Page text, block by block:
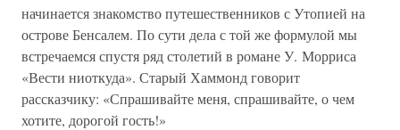
начинается знакомство путешественников с Утопией на
острове Бенсалем. По сути дела с той же формулой мы
встречаемся спустя ряд столетий в романе У. Морриса
«Вести ниоткуда». Старый Хаммонд говорит
рассказчику: «Спрашивайте меня, спрашивайте, о чем
хотите, дорогой гость!»